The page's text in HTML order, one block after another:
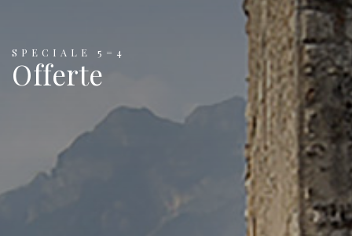
SPECIALE 5=4
Offerte